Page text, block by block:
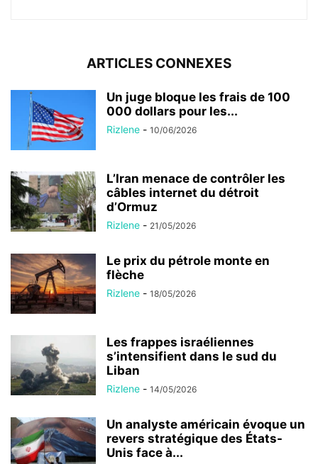
ARTICLES CONNEXES
Un juge bloque les frais de 100
000 dollars pour les...
Rizlene - 10/06/2026
L’Iran menace de contrôler les
câbles internet du détroit
d’Ormuz
Rizlene - 21/05/2026
Le prix du pétrole monte en
flèche
Rizlene - 18/05/2026
Les frappes israéliennes
s’intensifient dans le sud du
Liban
Rizlene - 14/05/2026
Un analyste américain évoque un
revers stratégique des États-
Unis face à...